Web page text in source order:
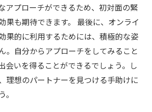
アプローチができるため、初対面の緊
果も期待できます。 最後に、オンライ
果的に利用するためには、積極的な姿
。自分からアプローチをしてみること
会いを得ることができるでしょう。し
理想のパートナーを見つける手助けに